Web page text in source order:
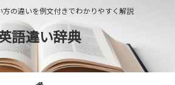
方の違いを例文付きでわかりやすく解説
語違い辞典